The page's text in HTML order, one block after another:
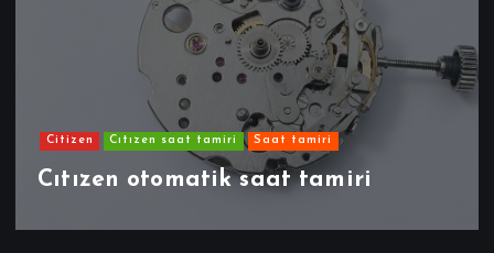
Citizen Cıtızen saat tamiri Saat tamiri
Cıtızen otomatik saat tamiri